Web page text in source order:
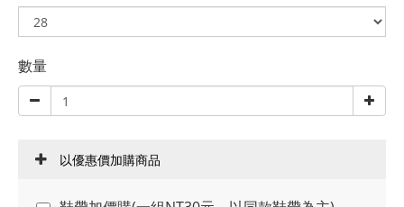
數量
以優惠價加購商品